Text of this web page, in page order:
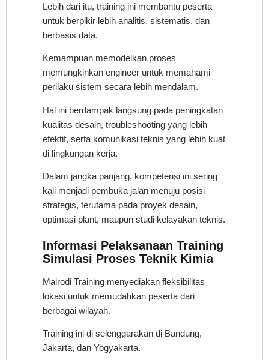
Lebih dari itu, training ini membantu peserta
untuk berpikir lebih analitis, sistematis, dan
berbasis data.
Kemampuan memodelkan proses
memungkinkan engineer untuk memahami
perilaku sistem secara lebih mendalam.
Hal ini berdampak langsung pada peningkatan
kualitas desain, troubleshooting yang lebih
efektif, serta komunikasi teknis yang lebih kuat
di lingkungan kerja.
Dalam jangka panjang, kompetensi ini sering
kali menjadi pembuka jalan menuju posisi
strategis, terutama pada proyek desain,
optimasi plant, maupun studi kelayakan teknis.
Informasi Pelaksanaan Training
Simulasi Proses Teknik Kimia
Mairodi Training menyediakan fleksibilitas
lokasi untuk memudahkan peserta dari
berbagai wilayah.
Training ini di selenggarakan di Bandung,
Jakarta, dan Yogyakarta.